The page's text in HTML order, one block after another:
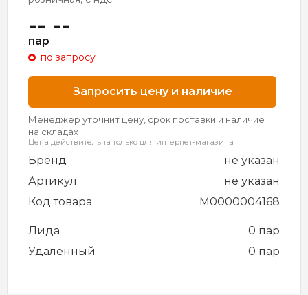
-- --
пар
по запросу
Запросить цену и наличие
Менеджер уточнит цену, срок поставки и наличие
на складах
Цена действительна только для интернет-магазина
Бренд
не указан
Артикул
не указан
Код товара
M0000004168
Лида
0 пар
Удаленный
0 пар